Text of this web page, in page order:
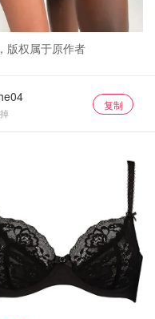
版权属于原作者
复制